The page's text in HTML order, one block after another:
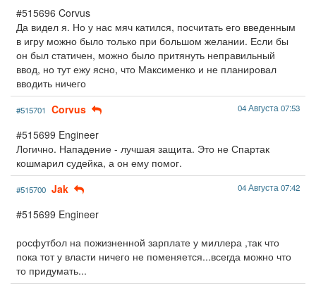
#515696 Corvus
Да видел я. Но у нас мяч катился, посчитать его введенным
в игру можно было только при большом желании. Если бы
он был статичен, можно было притянуть неправильный
ввод, но тут ежу ясно, что Максименко и не планировал
вводить ничего
#515701 Corvus 04 Августа 07:53
#515699 Engineer
Логично. Нападение - лучшая защита. Это не Спартак
кошмарил судейка, а он ему помог.
#515700 Jak 04 Августа 07:42
#515699 Engineer
росфутбол на пожизненной зарплате у миллера ,так что
пока тот у власти ничего не поменяется...всегда можно что
то придумать...